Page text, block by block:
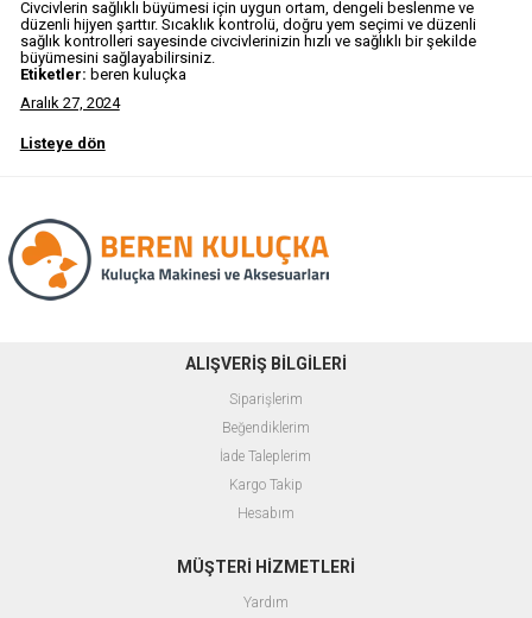
Civcivlerin sağlıklı büyümesi için uygun ortam, dengeli beslenme ve
düzenli hijyen şarttır. Sıcaklık kontrolü, doğru yem seçimi ve düzenli
sağlık kontrolleri sayesinde civcivlerinizin hızlı ve sağlıklı bir şekilde
büyümesini sağlayabilirsiniz.
Etiketler: beren kuluçka
Aralık 27, 2024
Listeye dön
ALIŞVERİŞ BİLGİLERİ
Siparişlerim
Beğendiklerim
İade Taleplerim
Kargo Takip
Hesabım
MÜŞTERİ HİZMETLERİ
Yardım